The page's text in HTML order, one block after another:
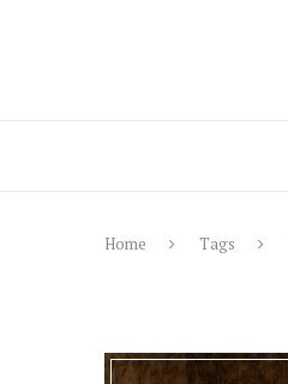
Home Tags